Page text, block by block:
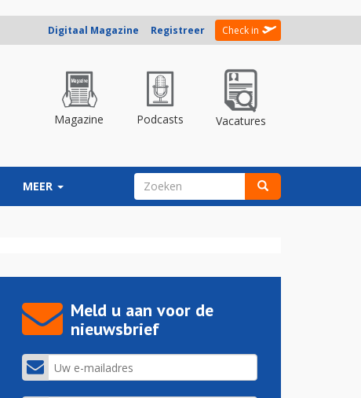
Digitaal Magazine Registreer Check in
Magazine Podcasts Vacatures
MEER ZOEKVELD
Meld u aan voor de
nieuwsbrief